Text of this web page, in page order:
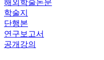
해외학술논문
학술지
단행본
연구보고서
공개강의